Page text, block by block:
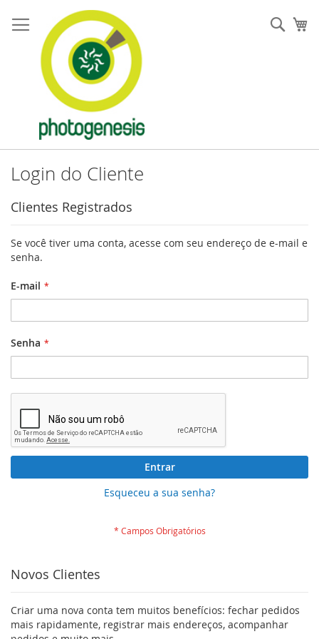
para
o
conteúdo
Login do Cliente
Clientes Registrados
Se você tiver uma conta, acesse com seu endereço de e-mail e
senha.
E-mail
Senha
Entrar
Esqueceu a sua senha?
Novos Clientes
Criar uma nova conta tem muitos benefícios: fechar pedidos
mais rapidamente, registrar mais endereços, acompanhar